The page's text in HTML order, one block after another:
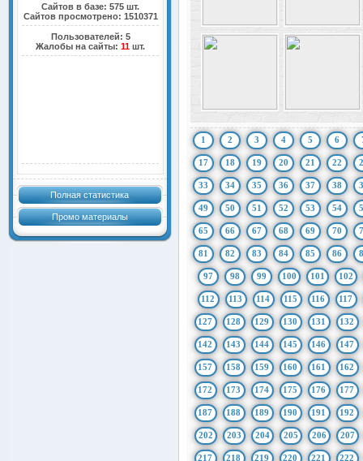
Сайтов в базе: 575 шт.
Сайтов просмотрено: 1510371
Пользователей: 5
Жалобы на сайты:11 шт.
Полная статистика
Промо материалы
1 2 3 4 5 6
17 18 19 20 21 22
33 34 35 36 37 38
49 50 51 52 53 54
65 66 67 68 69 70
81 82 83 84 85 86
97 98 99 100 101 102
112 113 114 115 116 117
127 128 129 130 131 132
142 143 144 145 146 147
157 158 159 160 161 162
172 173 174 175 176 177
187 188 189 190 191 192
202 203 204 205 206 207
217 218 219 220 221 222